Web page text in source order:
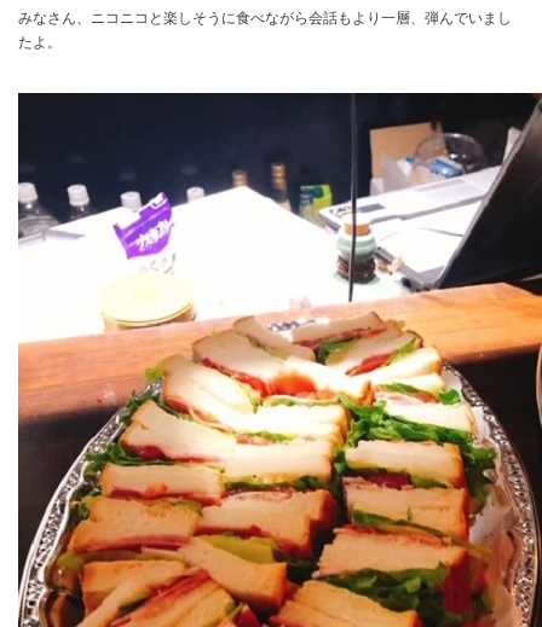
みなさん、ニコニコと楽しそうに食べながら会話もより一層、弾んでいまし
たよ。